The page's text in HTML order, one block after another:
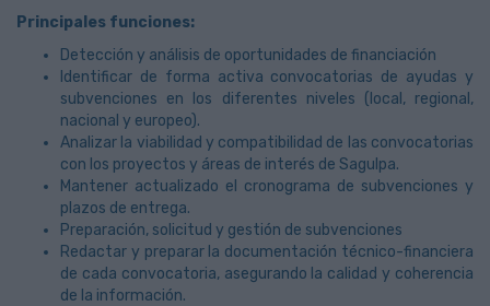
Principales funciones:
Detección y análisis de oportunidades de financiación
Identificar de forma activa convocatorias de ayudas y
subvenciones en los diferentes niveles (local, regional,
nacional y europeo).
Analizar la viabilidad y compatibilidad de las convocatorias
con los proyectos y áreas de interés de Sagulpa.
Mantener actualizado el cronograma de subvenciones y
plazos de entrega.
Preparación, solicitud y gestión de subvenciones
Redactar y preparar la documentación técnico-financiera
de cada convocatoria, asegurando la calidad y coherencia
de la información.